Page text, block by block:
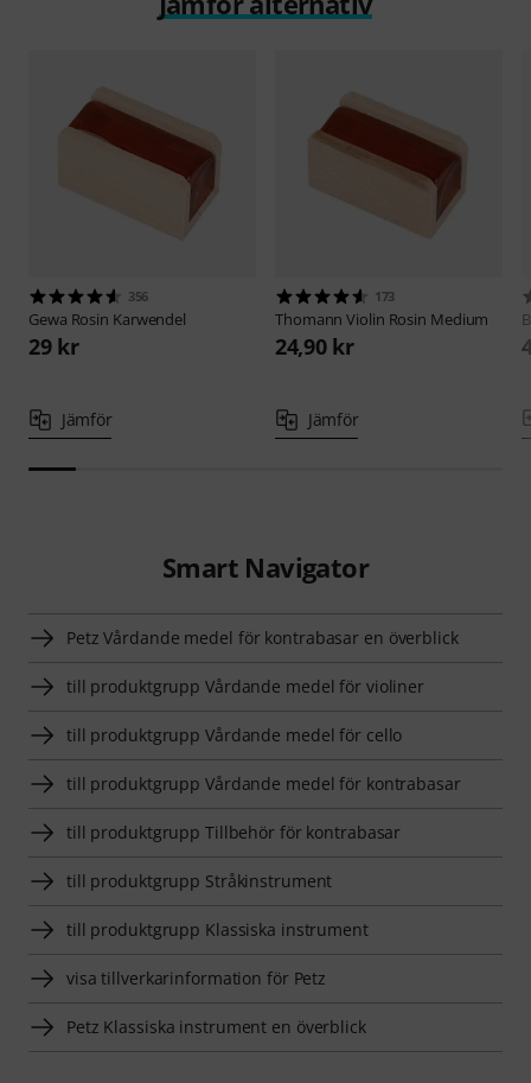
356
Gewa Rosin Karwendel
29 kr
Jämför
173
ThomannViolin Rosin Medium
24,90 kr
Jämför
Smart Navigator
Petz Vårdande medel för kontrabasar en överblick
till produktgrupp Vårdande medel för violiner
till produktgrupp Vårdande medel för cello
till produktgrupp Vårdande medel för kontrabasar
till produktgrupp Tillbehör för kontrabasar
till produktgrupp Stråkinstrument
till produktgrupp Klassiska instrument
visa tillverkarinformation för Petz
Petz Klassiska instrument en överblick